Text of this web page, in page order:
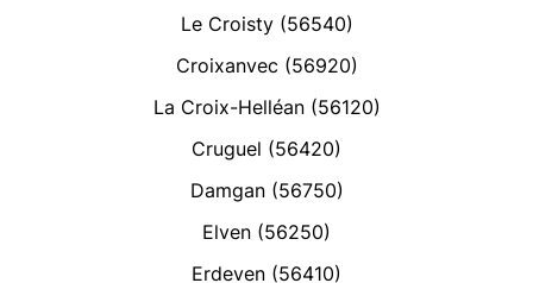
Le Croisty (56540)
Croixanvec (56920)
La Croix-Helléan (56120)
Cruguel (56420)
Damgan (56750)
Elven (56250)
Erdeven (56410)